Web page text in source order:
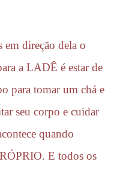
em direção dela o
a LADÊ é estar de
para tomar um chá e
seu corpo e cuidar
quando
E todos os